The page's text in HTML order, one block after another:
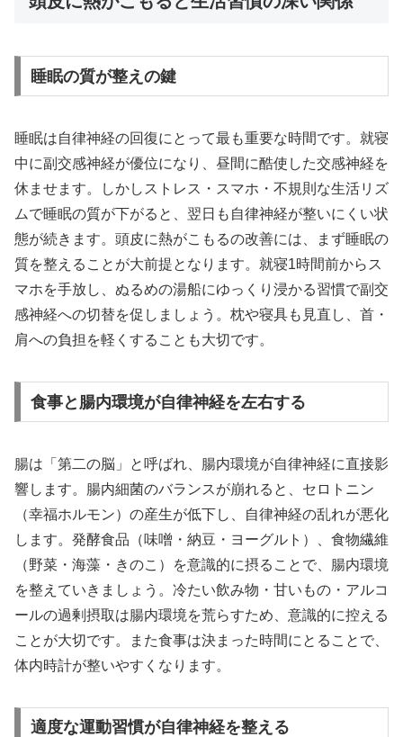
睡眠の質が整えの鍵
睡眠は自律神経の回復にとって最も重要な時間です。就寝
中に副交感神経が優位になり、昼間に酷使した交感神経を
休ませます。しかしストレス・スマホ・不規則な生活リズ
ムで睡眠の質が下がると、翌日も自律神経が整いにくい状
態が続きます。頭皮に熱がこもるの改善には、まず睡眠の
質を整えることが大前提となります。就寝1時間前からス
マホを手放し、ぬるめの湯船にゆっくり浸かる習慣で副交
感神経への切替を促しましょう。枕や寝具も見直し、首・
肩への負担を軽くすることも大切です。
食事と腸内環境が自律神経を左右する
腸は「第二の脳」と呼ばれ、腸内環境が自律神経に直接影
響します。腸内細菌のバランスが崩れると、セロトニン
（幸福ホルモン）の産生が低下し、自律神経の乱れが悪化
します。発酵食品（味噌・納豆・ヨーグルト）、食物繊維
（野菜・海藻・きのこ）を意識的に摂ることで、腸内環境
を整えていきましょう。冷たい飲み物・甘いもの・アルコ
ールの過剰摂取は腸内環境を荒らすため、意識的に控える
ことが大切です。また食事は決まった時間にとることで、
体内時計が整いやすくなります。
適度な運動習慣が自律神経を整える